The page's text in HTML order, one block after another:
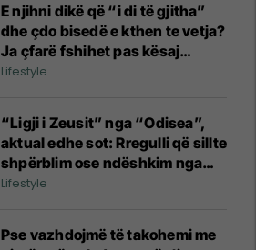
E njihni dikë që “i di të gjitha”
dhe çdo bisedë e kthen te vetja?
Ja çfarë fshihet pas kësaj
sjelljeje
Lifestyle
“Ligji i Zeusit” nga “Odisea”,
aktual edhe sot: Rregulli që sillte
shpërblim ose ndëshkim nga
perënditë
Lifestyle
Pse vazhdojmë të takohemi me